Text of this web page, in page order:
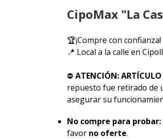
CipoMax "La
🏆¡Compre con
📍 Local a la calle en
⛔ ATENCIÓN: ARTÍCULO
repuesto fue retirado de
asegurar su
No compre para probar:
favor no oferte.